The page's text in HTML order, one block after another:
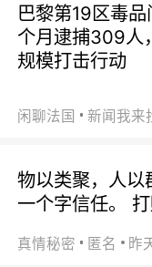
巴黎第19区毒
个月逮捕309人
规模打击行动
闲聊法国 新闻我来
物以类聚，人以
一个字信任。
真情秘密 匿名 昨